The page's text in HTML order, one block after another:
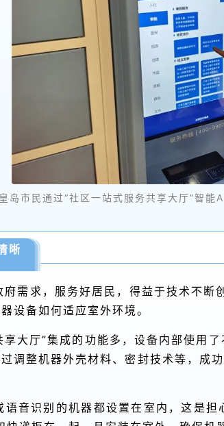
岛市民通过“社区一站式服务共享大厅”智
晰
府需求，服务好居民，得益于技术不
设备如何适应室外环境。
享大厅”集成的功能多，设备内部使用
调整机器外壳材料、密封技术等，
语音识别的机器都设置在室内，这是